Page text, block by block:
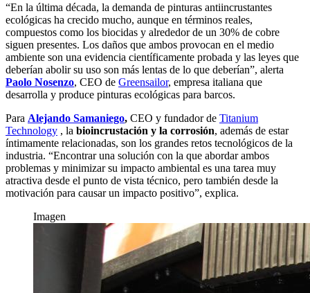
“En la última década, la demanda de pinturas antiincrustantes
ecológicas ha crecido mucho, aunque en términos reales,
compuestos como los biocidas y alrededor de un 30% de cobre
siguen presentes. Los daños que ambos provocan en el medio
ambiente son una evidencia científicamente probada y las leyes que
deberían abolir su uso son más lentas de lo que deberían”, alerta
Paolo Nosenzo, CEO de Greensailor, empresa italiana que
desarrolla y produce pinturas ecológicas para barcos.
Para Alejando Samaniego, CEO y fundador de Titanium
Technology , la bioincrustación y la corrosión, además de estar
íntimamente relacionadas, son los grandes retos tecnológicos de la
industria. “Encontrar una solución con la que abordar ambos
problemas y minimizar su impacto ambiental es una tarea muy
atractiva desde el punto de vista técnico, pero también desde la
motivación para causar un impacto positivo”, explica.
Imagen